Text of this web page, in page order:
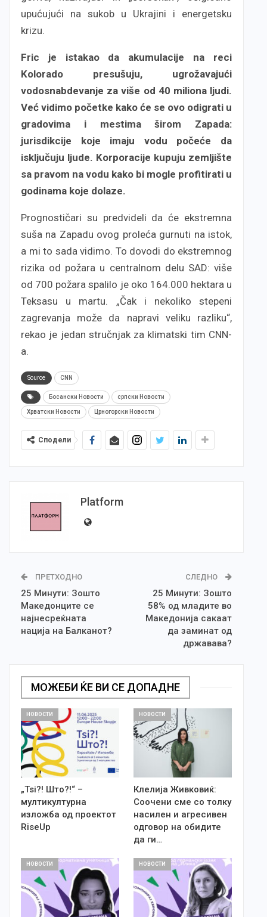
upućujući na sukob u Ukrajini i energetsku
krizu.
Fric je istakao da akumulacije na reci
Kolorado presušuju, ugrožavajući
vodosnabdevanje za više od 40 miliona ljudi.
Već vidimo početke kako će se ovo odigrati u
gradovima i mestima širom Zapada:
jurisdikcije koje imaju vodu počeće da
isključuju ljude. Korporacije kupuju zemljište
sa pravom na vodu kako bi mogle profitirati u
godinama koje dolaze.
Prognostičari su predvideli da će ekstremna
suša na Zapadu ovog proleća gurnuti na istok,
a mi to sada vidimo. To dovodi do ekstremnog
rizika od požara u centralnom delu SAD: više
od 700 požara spalilo je oko 164.000 hektara u
Teksasu u martu. „Čak i nekoliko stepeni
zagrevanja može da napravi veliku razliku“,
rekao je jedan stručnjak za klimatski tim CNN-
a.
Source CNN
Босански Новости српски Новости
Хрватски Новости Црногорски Новости
Сподели
Platform
ПРЕТХОДНО
25 Минути: Зошто
Македонците се
најнесреќната
нација на Балканот?
СЛЕДНО
25 Минути: Зошто
58% од младите во
Македонија сакаат
да заминат од
државава?
МОЖЕБИ ЌЕ ВИ СЕ ДОПАДНЕ
НОВОСТИ
„Tsi?! Што?!“ –
мултикултурна
изложба од проектот
RiseUp
НОВОСТИ
Клелија Живковиќ:
Соочени сме со толку
насилен и агресивен
одговор на обидите
да ги…
НОВОСТИ НОВОСТИ